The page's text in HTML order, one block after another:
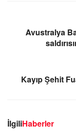
Avustralya
Kayıp Şehit
İlgiliHaberler